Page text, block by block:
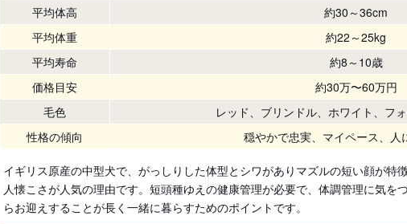
平均体高
約30～36cm
平均体重
約22～25kg
平均寿命
約8～10歳
価格目安
約30万〜60万円
毛色
レッド、ブリンドル、ホワイト、フ
性格の傾向
穏やかで忠実、マイペース、人
イギリス原産の中型犬で、がっしりした体型とシワがありマズルの短い顔が特
人懐こさが人気の理由です。短頭種ゆえの健康管理が必要で、体調管理に気を
らお迎えすることが長く一緒に暮らすためのポイントです。